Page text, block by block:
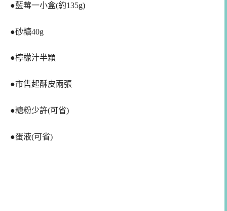
●藍莓一小盒(約135g)
●砂糖40g
●檸檬汁半顆
●市售起酥皮兩張
●糖粉少許(可省)
●蛋液(可省)